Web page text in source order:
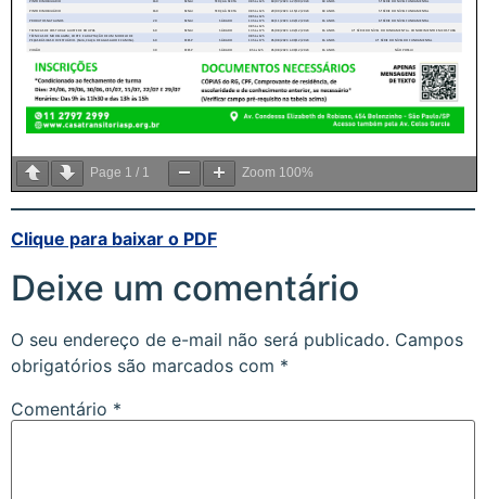
Page 1 / 1 Zoom 100%
Clique para baixar o PDF
Deixe um comentário
O seu endereço de e-mail não será publicado. Campos
obrigatórios são marcados com *
Comentário *